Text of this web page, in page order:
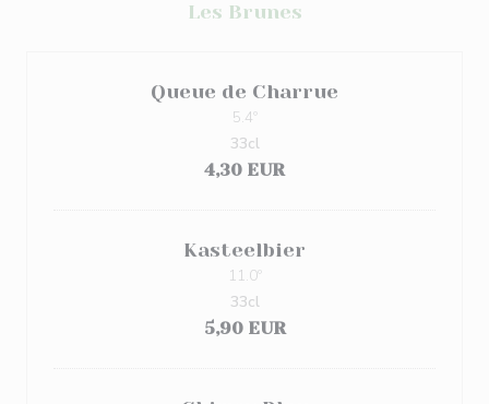
Les Brunes
Queue de Charrue
5.4º
4,30 EUR
33cl
Kasteelbier
11.0º
5,90 EUR
33cl